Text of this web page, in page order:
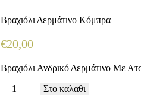
Βραχιόλι Δερμάτινο Κόμπρα
€20,00
Βραχιόλι Ανδρικό Δερμάτινο Με
Βραχιόλι
Στο καλαθι